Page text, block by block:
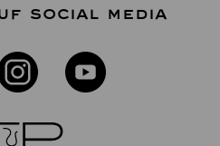
SOCIAL MEDIA